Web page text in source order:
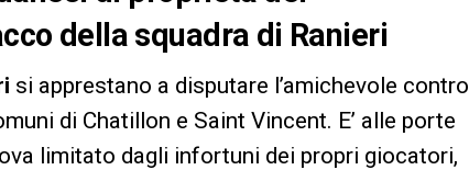
della squadra di Ranieri
si apprestano a disputare l’amichevole contro
di Chatillon e Saint Vincent. E’ alle porte
limitato dagli infortuni dei propri giocatori,